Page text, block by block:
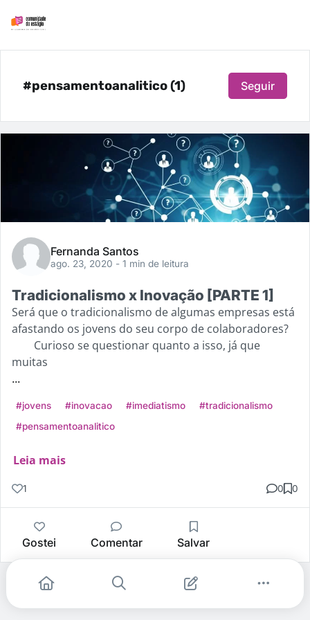
#pensamentoanalitico (1) Seguir
Fernanda Santos
ago. 23, 2020 - 1 min de leitura
Tradicionalismo x Inovação [PARTE 1]
Será que o tradicionalismo de algumas empresas está
afastando os jovens do seu corpo de colaboradores?
Curioso se questionar quanto a isso, já que
muitas
...
#jovens #inovacao #imediatismo
#tradicionalismo
#pensamentoanalitico
Leia mais
1 0 0
Gostei Comentar Salvar